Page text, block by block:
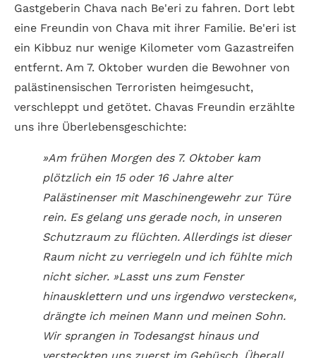
Gastgeberin Chava nach Be'eri zu fahren. Dort lebt
eine Freundin von Chava mit ihrer Familie. Be'eri ist
ein Kibbuz nur wenige Kilometer vom Gazastreifen
entfernt. Am 7. Oktober wurden die Bewohner von
palästinensischen Terroristen heimgesucht,
verschleppt und getötet. Chavas Freundin erzählte
uns ihre Überlebensgeschichte:
»Am frühen Morgen des 7. Oktober kam
plötzlich ein 15 oder 16 Jahre alter
Palästinenser mit Maschinengewehr zur Türe
rein. Es gelang uns gerade noch, in unseren
Schutzraum zu flüchten. Allerdings ist dieser
Raum nicht zu verriegeln und ich fühlte mich
nicht sicher. »Lasst uns zum Fenster
hinausklettern und uns irgendwo verstecken«,
drängte ich meinen Mann und meinen Sohn.
Wir sprangen in Todesangst hinaus und
versteckten uns zuerst im Gebüsch. Überall